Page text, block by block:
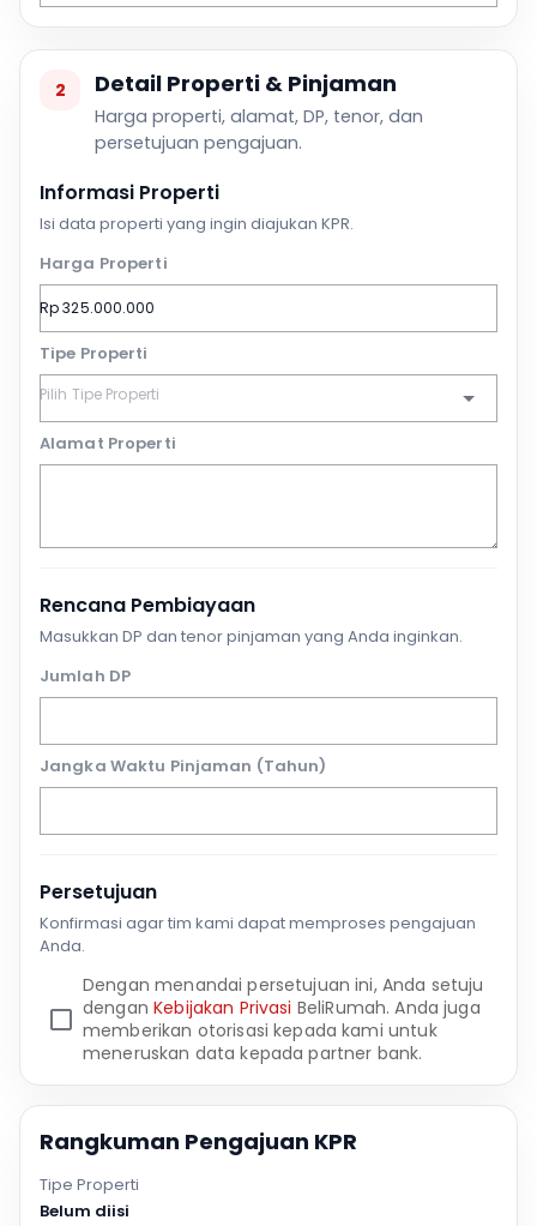
2 Detail Properti & Pinjaman
Harga properti, alamat, DP, tenor, dan
persetujuan pengajuan.
Informasi Properti
Isi data properti yang ingin diajukan KPR.
Harga Properti
Tipe Properti
Alamat Properti
Rencana Pembiayaan
Masukkan DP dan tenor pinjaman yang Anda inginkan.
Jumlah DP
Jangka Waktu Pinjaman (Tahun)
Persetujuan
Konfirmasi agar tim kami dapat memproses pengajuan
Anda.
Dengan menandai persetujuan ini, Anda setuju
denganKebijakan Privasi BeliRumah. Anda juga
memberikan otorisasi kepada kami untuk
meneruskan data kepada partner bank.
Rangkuman Pengajuan KPR
Tipe Properti
Belum diisi